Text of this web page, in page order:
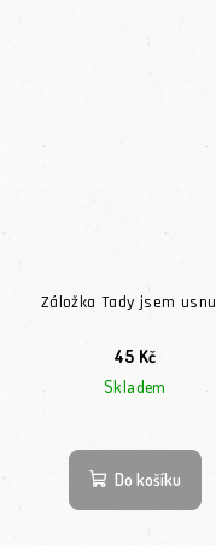
Záložka Tady jsem
45 Kč
Skladem
Do košíku